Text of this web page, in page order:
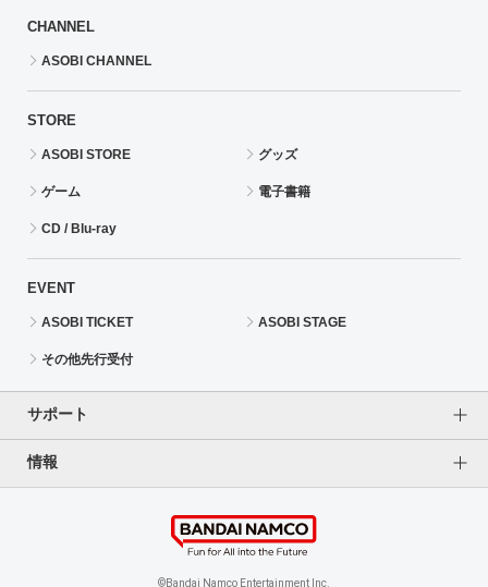
CHANNEL
ASOBI CHANNEL
STORE
ASOBI STORE グッズ
ゲーム 電子書籍
CD / Blu-ray
EVENT
ASOBI TICKET ASOBI STAGE
その他先行受付
サポート
よくあるご質問（FAQ）
情報
個人情報保護方針
特定商取引法に基づく表記 企業情報
©Bandai Namco Entertainment Inc.